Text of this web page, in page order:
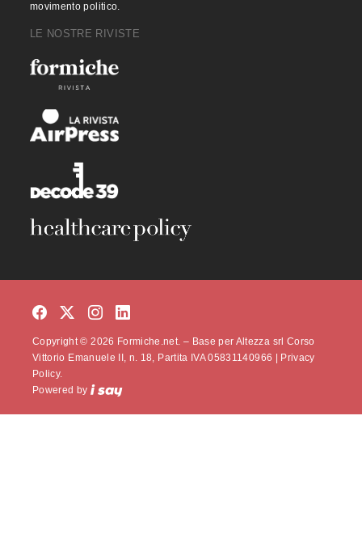
movimento politico.
LE NOSTRE RIVISTE
Copyright © 2026 Formiche.net. – Base per Altezza srl Corso
Vittorio Emanuele II, n. 18, Partita IVA 05831140966 |
Privacy
Policy.
Powered by